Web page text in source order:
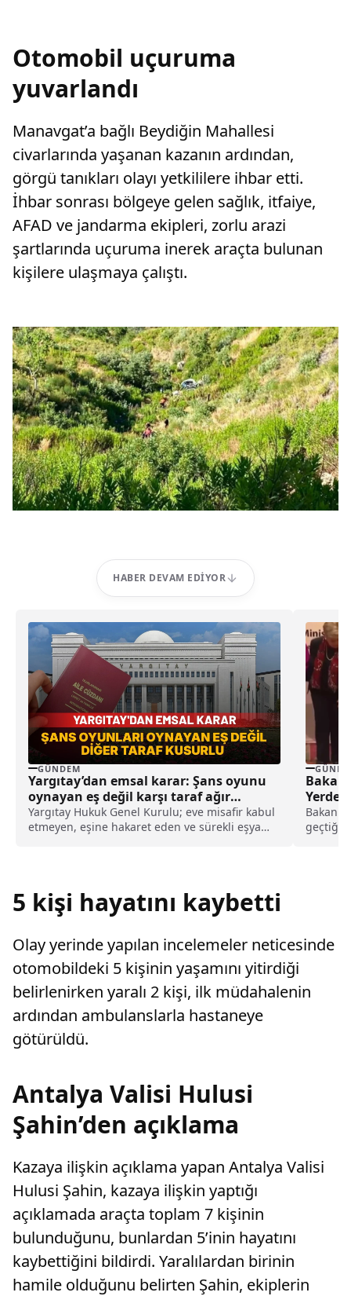
Otomobil uçuruma
yuvarlandı
Manavgat’a bağlı Beydiğin Mahallesi
civarlarında yaşanan kazanın ardından,
görgü tanıkları olayı yetkililere ihbar etti.
İhbar sonrası bölgeye gelen sağlık, itfaiye,
AFAD ve jandarma ekipleri, zorlu arazi
şartlarında uçuruma inerek araçta bulunan
kişilere ulaşmaya çalıştı.
HABER DEVAM EDIYOR
GÜNDEM
Yargıtay’dan emsal karar: Şans oyunu
oynayan eş değil karşı taraf ağır
kusurlu sayıldı
Yargıtay Hukuk Genel Kurulu; eve misafir kabul
etmeyen, eşine hakaret eden ve sürekli eşya
Bakan
Yerde
Bakan
5 kişi hayatını kaybetti
Olay yerinde yapılan incelemeler neticesinde
otomobildeki 5 kişinin yaşamını yitirdiği
belirlenirken yaralı 2 kişi, ilk müdahalenin
ardından ambulanslarla hastaneye
götürüldü.
Antalya Valisi Hulusi
Şahin’den açıklama
Kazaya ilişkin açıklama yapan Antalya Valisi
Hulusi Şahin, kazaya ilişkin yaptığı
açıklamada araçta toplam 7 kişinin
bulunduğunu, bunlardan 5’inin hayatını
kaybettiğini bildirdi. Yaralılardan birinin
hamile olduğunu belirten Şahin, ekiplerin